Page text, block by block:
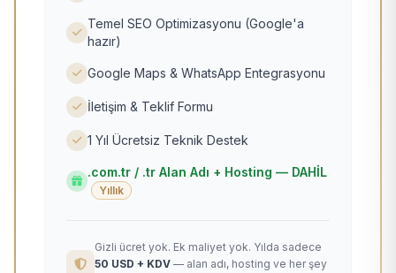
Temel SEO Optimizasyonu (Google'a
hazır)
Google Maps & WhatsApp Entegrasyonu
İletişim & Teklif Formu
1 Yıl Ücretsiz Teknik Destek
.com.tr / .tr Alan Adı + Hosting — DAHİL
Yıllık
Gizli ücret yok. Ek maliyet yok. Yılda sadece
50 USD + KDV — alan adı, hosting ve her şey